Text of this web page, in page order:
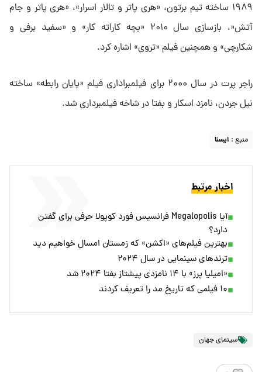
۱۹۸۹ ساخته تیم برتون، «هری پاتر و تالار اسرار»، «هری پاتر و جام
آتش«، بازسازی سال ۲۰۱۰ «بچه کاراته کار» و «سفید برفی و
شکارچی» و همچنین فیلم «تروی» اشاره کرد.
راجر پرت در سال ۲۰۰۰ برای فیلمبراداری فیلم «پایان رابطه» ساخته
نیل جردن، نامزد اسکار و بفتا در شاخه فیلمبرداری شد.
منبع : ايسنا
اخبار مرتبط
آیا Megalopolis فرانسیس فورد کوپولا حرفی برای گفتن
دارد؟
بهترین فیلم‌های «اکشن» که زمستان امسال خواهیم دید
ترندهای سینمایی در سال ۲۰۲۴
«امیلیا پرز» با ۱۴ نامزدی پیشتاز بفتا ۲۰۲۴ شد
۱۰ فیلمی که تاریخ مد را تعریف کردند
سینمای جهان